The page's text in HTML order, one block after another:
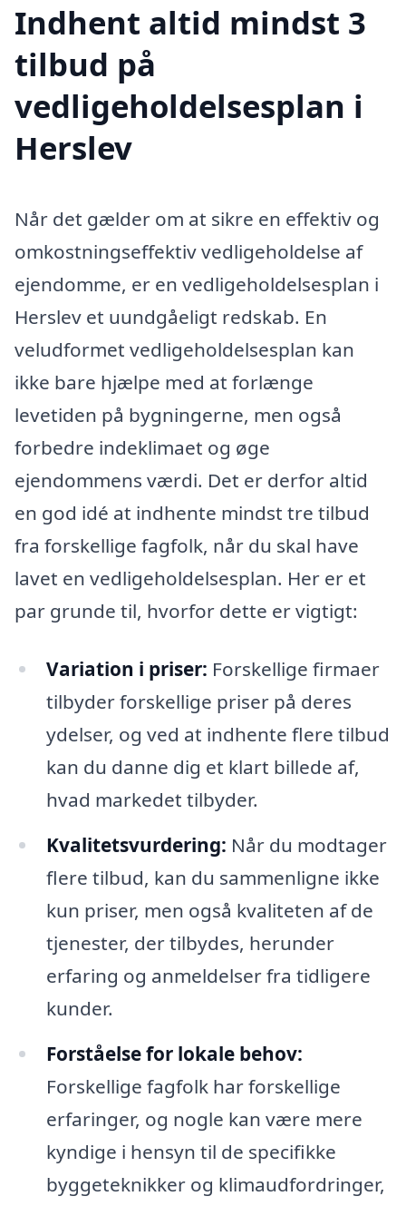
Indhent altid mindst 3
tilbud på
vedligeholdelsesplan i
Herslev
Når det gælder om at sikre en effektiv og
omkostningseffektiv vedligeholdelse af
ejendomme, er en vedligeholdelsesplan i
Herslev et uundgåeligt redskab. En
veludformet vedligeholdelsesplan kan
ikke bare hjælpe med at forlænge
levetiden på bygningerne, men også
forbedre indeklimaet og øge
ejendommens værdi. Det er derfor altid
en god idé at indhente mindst tre tilbud
fra forskellige fagfolk, når du skal have
lavet en vedligeholdelsesplan. Her er et
par grunde til, hvorfor dette er vigtigt:
Variation i priser: Forskellige firmaer
tilbyder forskellige priser på deres
ydelser, og ved at indhente flere tilbud
kan du danne dig et klart billede af,
hvad markedet tilbyder.
Kvalitetsvurdering: Når du modtager
flere tilbud, kan du sammenligne ikke
kun priser, men også kvaliteten af de
tjenester, der tilbydes, herunder
erfaring og anmeldelser fra tidligere
kunder.
Forståelse for lokale behov:
Forskellige fagfolk har forskellige
erfaringer, og nogle kan være mere
kyndige i hensyn til de specifikke
byggeteknikker og klimaudfordringer,